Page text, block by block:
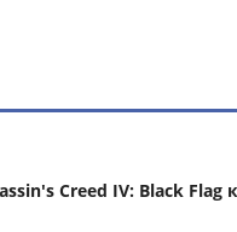
Creed IV: Black Flag